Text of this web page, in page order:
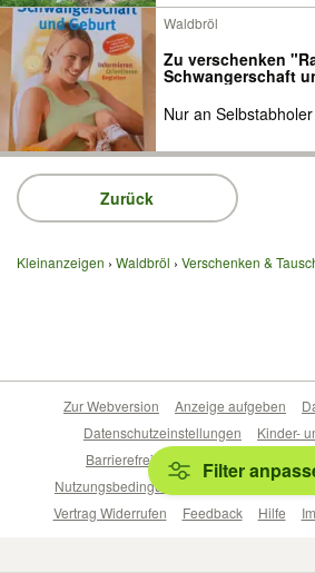
Waldbröl
Zu verschenken
Schwangerschaft
Nur an Selbstabholer
Zurück
Kleinanzeigen Waldbröl Verschenken &
Filter
Zur Webversion Anzeige aufgeben
Datenschutzeinstellungen
Kinder-
Barrierefreiheitserklärung
Nutzungsbedingungen
Beliebte Suchen
Vertrag Widerrufen
Feedback Hilfe